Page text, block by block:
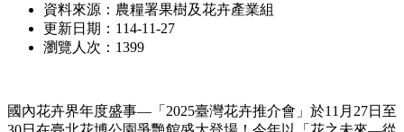
資料來源：農糧署果樹及花卉產業組
更新日期：114-11-27
瀏覽人次：1399
國內花卉界年度盛事—「2025臺灣花卉推介會」於11月27日至